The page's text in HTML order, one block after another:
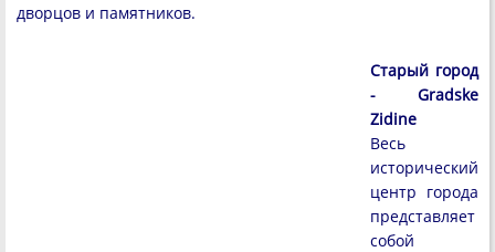
дворцов и памятников.
Старый город
- Gradske
Zidine
Весь
исторический
центр города
представляет
собой